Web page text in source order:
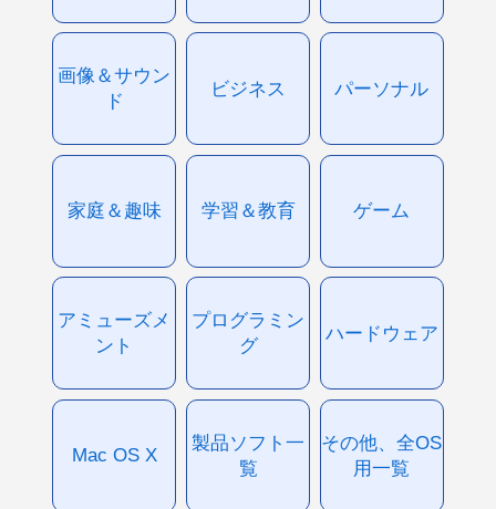
画像＆サウン
ド
ビジネス パーソナル
家庭＆趣味 学習＆教育 ゲーム
アミューズメ
ント
プログラミン
グ
ハードウェア
Mac OS X
製品ソフト一
覧
その他、全OS
用一覧